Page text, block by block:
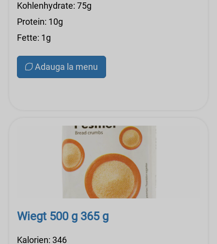
Kohlenhydrate: 75g
Protein: 10g
Fette: 1g
Adauga la menu
Wiegt 500 g 365 g
Kalorien: 346